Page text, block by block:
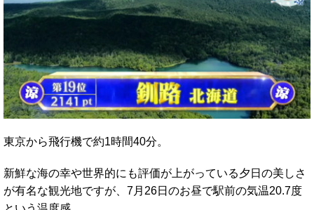
東京から飛行機で約1時間40分。
新鮮な海の幸や世界的にも評価が上がっている夕日の美しさ
が有名な観光地ですが、7月26日のお昼で駅前の気温20.7度